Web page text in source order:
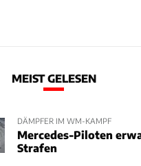
MEIST GELESEN
DÄMPFER IM WM-KAMPF
Mercedes-Piloten
Strafen